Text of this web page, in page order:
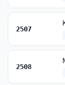
2507
2508